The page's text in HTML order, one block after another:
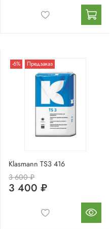
-6% Предзаказ
Klasmann TS3 416
3 600 ₽
3 400 ₽